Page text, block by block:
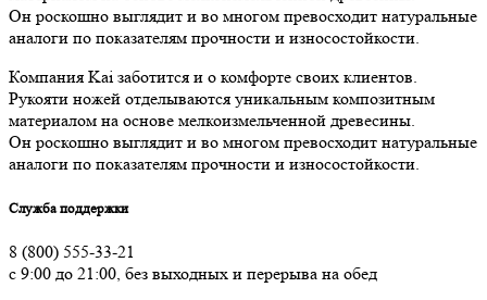
Он роскошно выглядит и во многом превосходит натуральные
аналоги по показателям прочности и износостойкости.
Компания Kai заботится и о комфорте своих клиентов.
Рукояти ножей отделываются уникальным композитным
материалом на основе мелкоизмельченной древесины.
Он роскошно выглядит и во многом превосходит натуральные
аналоги по показателям прочности и износостойкости.
Служба поддержки
8 (800) 555-33-21
с 9:00 до 21:00, без выходных и перерыва на обед